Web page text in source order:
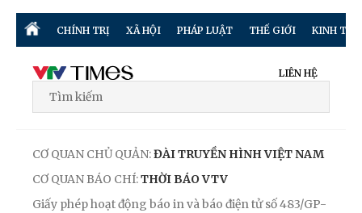
CHÍNH TRỊ XÃ HỘI PHÁP LUẬT THẾ GIỚI KINH TẾ
LIÊN HỆ
CƠ QUAN CHỦ QUẢN:ĐÀI TRUYỀN HÌNH VIỆT NAM
CƠ QUAN BÁO CHÍ:THỜI BÁO VTV
Giấy phép hoạt động báo in và báo điện tử số 483/GP-